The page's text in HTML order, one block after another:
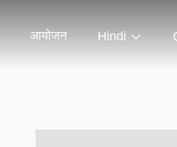
आयोजन Hindi